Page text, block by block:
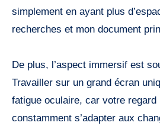
simplement en ayant plus
recherches et mon document
De plus, l’aspect immersif est
Travailler sur un grand écran
fatigue oculaire, car votre regard
constamment s’adapter aux